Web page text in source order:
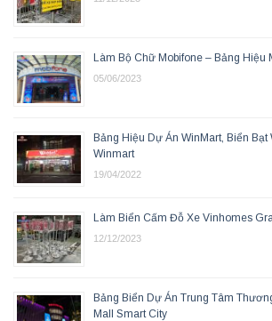
Làm Bộ Chữ Mobifone – Bảng Hiệu
05/06/2023
Bảng Hiệu Dự Án WinMart, Biển Bạt
Winmart
19/04/2022
Làm Biển Cấm Đỗ Xe Vinhomes
12/12/2023
Bảng Biển Dự Án Trung Tâm
Mall Smart City